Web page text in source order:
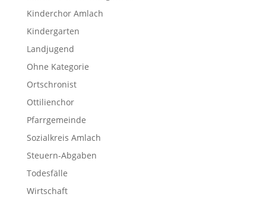
Kinderchor Amlach
Kindergarten
Landjugend
Ohne Kategorie
Ortschronist
Ottilienchor
Pfarrgemeinde
Sozialkreis Amlach
Steuern-Abgaben
Todesfälle
Wirtschaft